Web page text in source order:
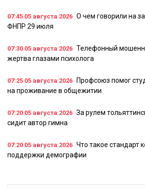
07:45 05 августа 2026 О чем говорили на
ФНПР 29 июля
07:30 05 августа 2026 Телефонный
жертва глазами психолога
07:25 05 августа 2026
Профсоюз помог
на проживание в общежитии
07:20 05 августа 2026 За рулем
сидит автор гимна
07:20 05 августа 2026 Что такое стандарт
поддержки демографии